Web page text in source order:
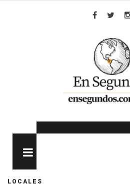
LOCALES